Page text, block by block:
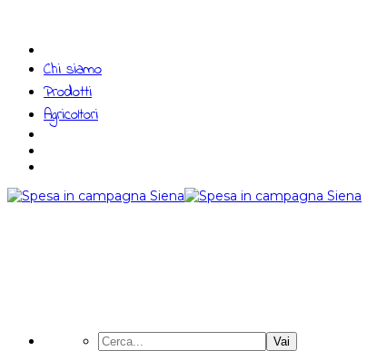
Chi siamo
Prodotti
Agricoltori
Vai